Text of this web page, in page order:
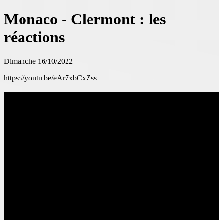
Monaco - Clermont : les
réactions
Dimanche 16/10/2022
https://youtu.be/eAr7xbCxZss